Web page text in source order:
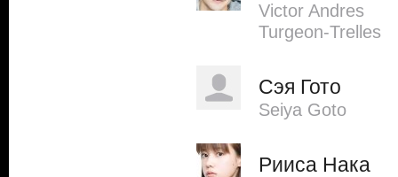
Victor Andres
Turgeon-Trelles
Сэя Гото
Seiya Goto
Рииса Нака